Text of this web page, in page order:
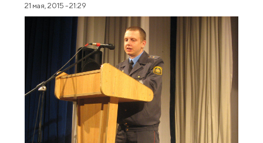
21 мая, 2015 - 21:29